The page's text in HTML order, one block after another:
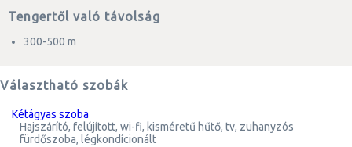
Tengertől való távolság
300-500 m
Választható szobák
kétágyas szoba
hajszárító, felújított, wi-fi, kisméretű hűtő, tv, zuhanyzós
fürdőszoba, légkondícionált